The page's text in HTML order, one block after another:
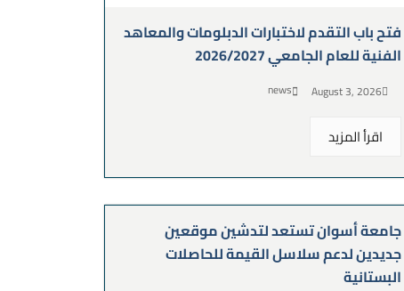
فتح باب التقدم لاختبارات الدبلومات والمعاهد
الفنية للعام الجامعي 2026/2027
August 3, 2026
news
اقرأ المزيد
جامعة أسوان تستعد لتدشين موقعين
جديدين لدعم سلاسل القيمة للحاصلات
البستانية